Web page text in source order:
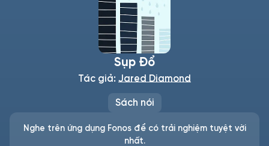
Sách nói
Sụp Đổ
Tác giả: Jared Diamond
Nghe trên ứng dụng Fonos để có trải nghiệm tuyệt vời
nhất.